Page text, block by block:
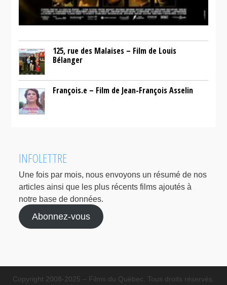
125, rue des Malaises – Film de Louis
Bélanger
François.e – Film de Jean-François Asselin
INFOLETTRE
Une fois par mois, nous envoyons un résumé de nos
articles ainsi que les plus récents films ajoutés à
notre base de données.
Abonnez-vous
Copyright 2008-2025 – Films du Québec. Tous droits réservés.